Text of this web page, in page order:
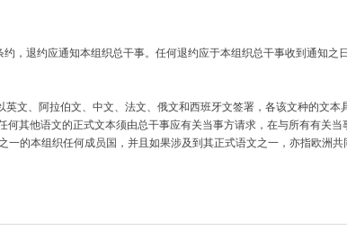
退约应通知本组织总干事。任何退约应于本组织总干事收到通知之日
、阿拉伯文、中文、法文、俄文和西班牙文签署，各该文种的文本
其他语文的正式文本须由总干事应有关当事方请求，在与所有有关当
一的本组织任何成员国，并且如果涉及到其正式语文之一，亦指欧洲